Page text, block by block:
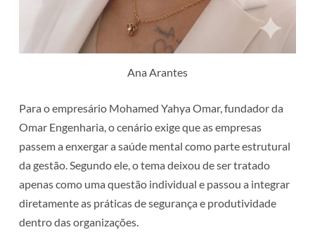
Ana Arantes
Para o empresário Mohamed Yahya Omar, fundador da
Omar Engenharia, o cenário exige que as empresas
passem a enxergar a saúde mental como parte estrutural
da gestão. Segundo ele, o tema deixou de ser tratado
apenas como uma questão individual e passou a integrar
diretamente as práticas de segurança e produtividade
dentro das organizações.